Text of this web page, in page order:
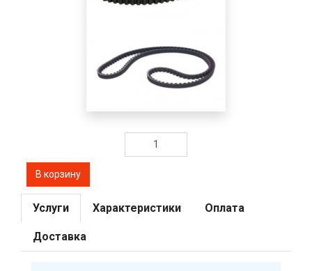
Услуги Характеристики Оплата
Доставка